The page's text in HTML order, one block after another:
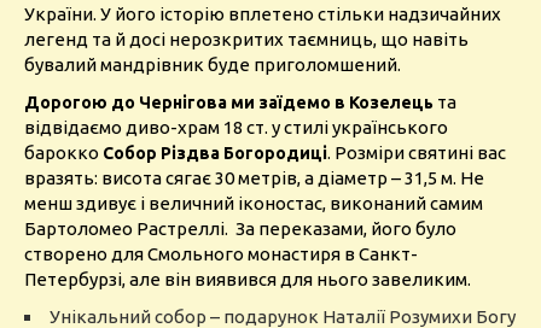
України. У його історію вплетено стільки надзичайних
легенд та й досі нерозкритих таємниць, що навіть
бувалий мандрівник буде приголомшений.
Дорогою до Чернігова ми заїдемо в Козелець та
відвідаємо диво-храм 18 ст. у стилі українського
барокко Собор Різдва Богородиці. Розміри святині вас
вразять: висота сягає 30 метрів, а діаметр – 31,5 м. Не
менш здивує і величний іконостас, виконаний самим
Бартоломео Растреллі. За переказами, його було
створено для Смольного монастиря в Санкт-
Петербурзі, але він виявився для нього завеликим.
Унікальний собор – подарунок Наталії Розумихи Богу